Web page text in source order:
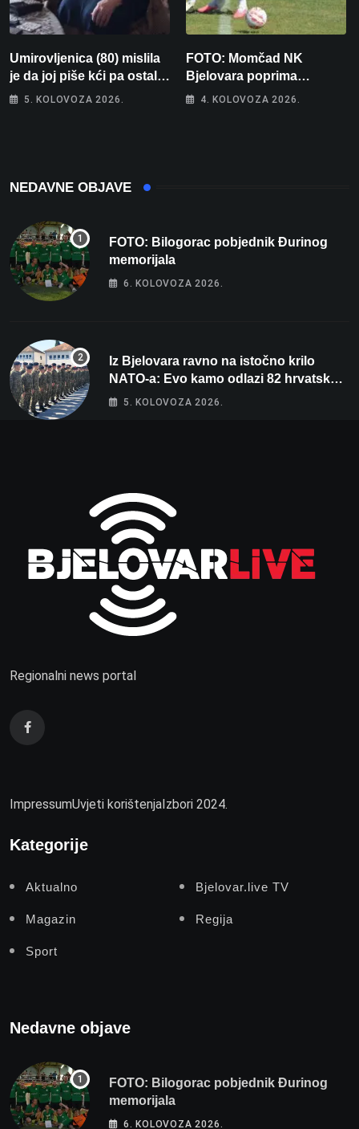
Umirovljenica (80) mislila
je da joj piše kći pa ostala
bez 1000 eura
5. KOLOVOZA 2026.
FOTO: Momčad NK
Bjelovara poprima
jesenski izgled
4. KOLOVOZA 2026.
NEDAVNE OBJAVE
FOTO: Bilogorac pobjednik Đurinog
memorijala
6. KOLOVOZA 2026.
Iz Bjelovara ravno na istočno krilo
NATO-a: Evo kamo odlazi 82 hrvatska
vojnika i 6 vojnikinja
5. KOLOVOZA 2026.
Regionalni news portal
ImpressumUvjeti korištenjaIzbori 2024.
Kategorije
Aktualno Bjelovar.live TV
Magazin Regija
Sport
Nedavne objave
FOTO: Bilogorac pobjednik Đurinog
memorijala
6. KOLOVOZA 2026.